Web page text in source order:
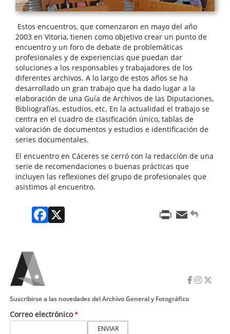
Estos encuentros, que comenzaron en mayo del año
2003 en Vitoria, tienen como objetivo crear un punto de
encuentro y un foro de debate de problemáticas
profesionales y de experiencias que puedan dar
soluciones a los responsables y trabajadores de los
diferentes archivos. A lo largo de estos años se ha
desarrollado un gran trabajo que ha dado lugar a la
elaboración de una Guía de Archivos de las Diputaciones,
Bibliografías, estudios, etc. En la actualidad el trabajo se
centra en el cuadro de clasificación único, tablas de
valoración de documentos y estudios e identificación de
series documentales.
El encuentro en Cáceres se cerró con la redacción de una
serie de recomendaciones o buenas prácticas que
incluyen las reflexiones del grupo de profesionales que
asistimos al encuentro.
Facebook PrintEmail
Correo electrónico
Suscribirse a las novedades del Archivo General y Fotográfico